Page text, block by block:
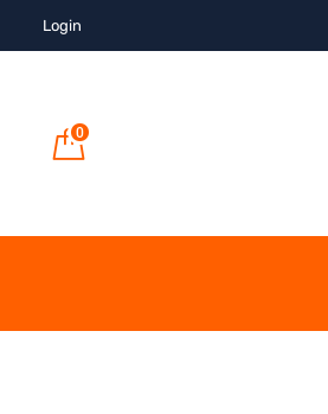
Login
0